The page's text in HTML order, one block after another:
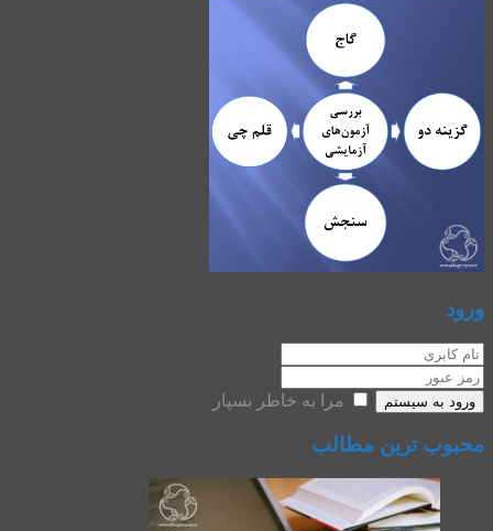
ورود
ورود به سیستم مرا به خاطر بسپار
محبوب ترین مطالب